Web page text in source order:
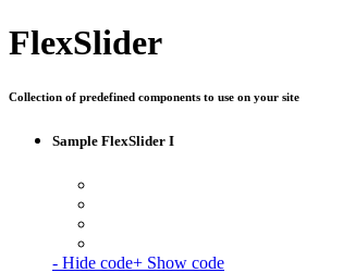
FlexSlider
Collection of predefined components to use on your site
Sample FlexSlider I
- Hide code+ Show code